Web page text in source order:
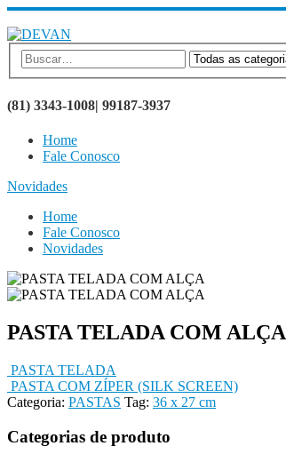
(81) 3343-1008| 99187-3937
Home
Fale Conosco
Novidades
Home
Fale Conosco
Novidades
PASTA TELADA COM ALÇA
PASTA TELADA
PASTA COM ZÍPER (SILK SCREEN)
Categoria: PASTAS Tag: 36 x 27 cm
Categorias de produto